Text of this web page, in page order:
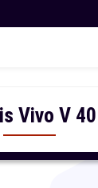
Vivo V 40